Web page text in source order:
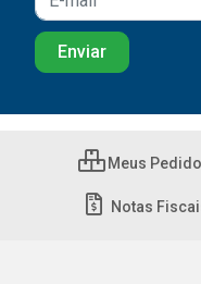
Meus
Notas